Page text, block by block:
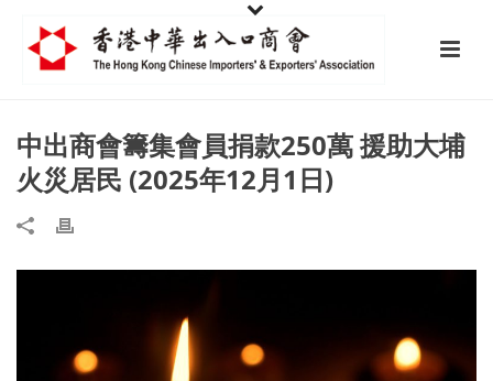
中出商會籌集會員捐款250萬 援助大埔
火災居民 (2025年12月1日)